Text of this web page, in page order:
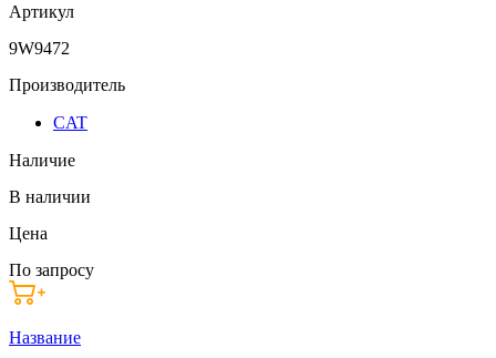
Артикул
9W9472
Производитель
CAT
Наличие
В наличии
Цена
По запросу
Название